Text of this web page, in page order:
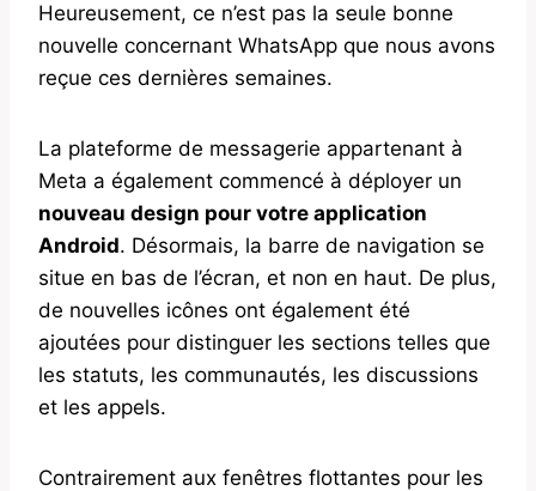
Heureusement, ce n’est pas la seule bonne
nouvelle concernant WhatsApp que nous avons
reçue ces dernières semaines.
La plateforme de messagerie appartenant à
Meta a également commencé à déployer un
nouveau design pour votre application
Android. Désormais, la barre de navigation se
situe en bas de l’écran, et non en haut. De plus,
de nouvelles icônes ont également été
ajoutées pour distinguer les sections telles que
les statuts, les communautés, les discussions
et les appels.
Contrairement aux fenêtres flottantes pour les